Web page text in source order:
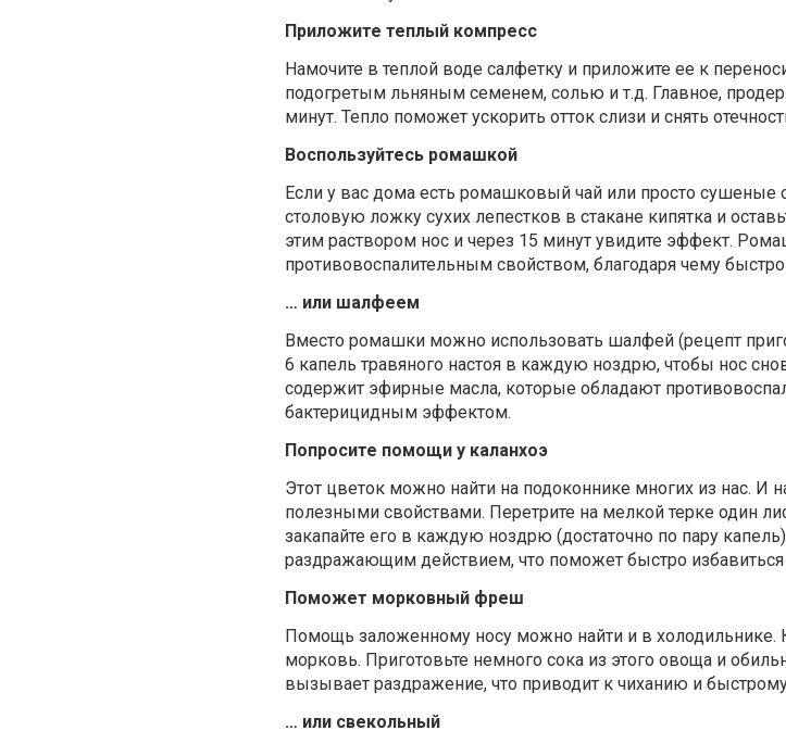
Приложите теплый компресс
Намочите в теплой воде салфетку и приложите ее к
подогретым льняным семенем, солью и т.д. Главное,
минут. Тепло поможет ускорить отток слизи и снять
Воспользуйтесь ромашкой
Если у вас дома есть ромашковый чай или просто сушеные
столовую ложку сухих лепестков в стакане кипятка и
этим раствором нос и через 15 минут увидите эффект.
противовоспалительным свойством, благодаря чему
… или шалфеем
Вместо ромашки можно использовать шалфей (рецепт
6 капель травяного настоя в каждую ноздрю, чтобы нос
содержит эфирные масла, которые обладают
бактерицидным эффектом.
Попросите помощи у каланхоэ
Этот цветок можно найти на подоконнике многих из нас. И
полезными свойствами. Перетрите на мелкой терке один
закапайте его в каждую ноздрю (достаточно по пару
раздражающим действием, что поможет быстро избавиться
Поможет морковный фреш
Помощь заложенному носу можно найти и в холодильнике.
морковь. Приготовьте немного сока из этого овоща и
вызывает раздражение, что приводит к чиханию и
… или свекольный